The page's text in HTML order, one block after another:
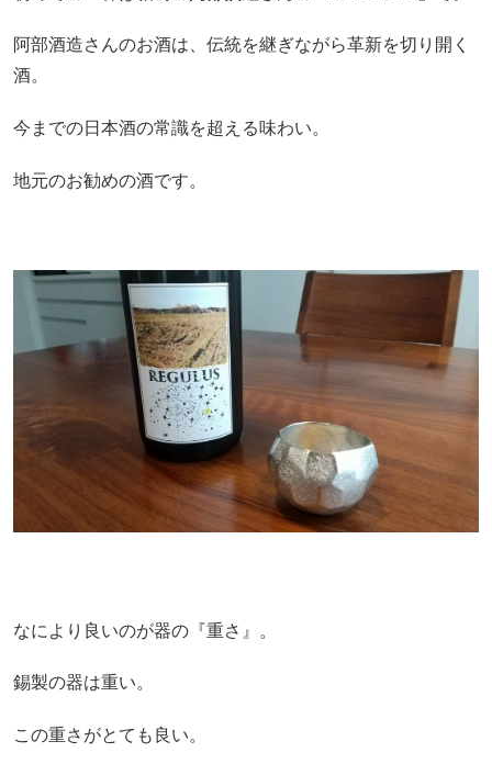
阿部酒造さんのお酒は、伝統を継ぎながら革新を切り開く
酒。
今までの日本酒の常識を超える味わい。
地元のお勧めの酒です。
なにより良いのが器の『重さ』。
錫製の器は重い。
この重さがとても良い。